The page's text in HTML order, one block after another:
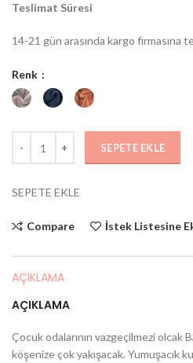
Teslimat Süresi
14-21 gün arasında kargo firmasına
Renk
SEPETE EKLE
SEPETE EKLE
Compare İstek Listesine
AÇIKLAMA
AÇIKLAMA
Çocuk odalarının vazgeçilmezi olcak
köşenize çok yakışacak. Yumuşacık